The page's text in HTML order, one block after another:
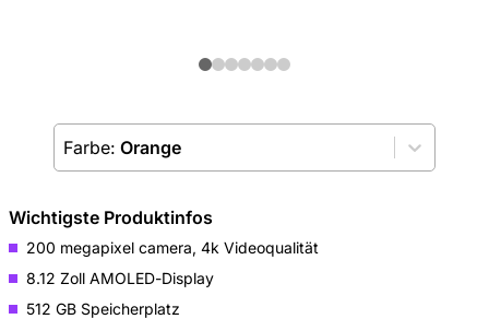
Farbe: Orange
Wichtigste Produktinfos
200 megapixel camera, 4k Videoqualität
8.12 Zoll AMOLED-Display
512 GB Speicherplatz